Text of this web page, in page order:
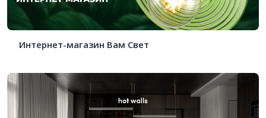
Интернет-магазин Вам Свет